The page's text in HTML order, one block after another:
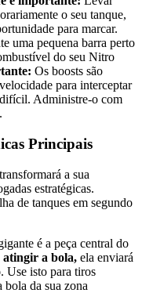
o seu tanque,
para marcar.
uma pequena barra perto
do seu Nitro
Os boosts são
para interceptar
Administre-o com
Principais
a sua
estratégicas.
de tanques em segundo
é a peça central do
atingir a bola, ela enviará
Use isto para tiros
bola da sua zona